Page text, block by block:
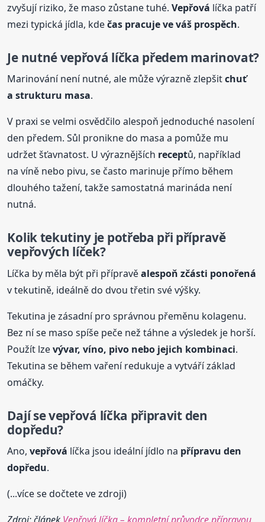
zvyšují riziko, že maso zůstane tuhé.Vepřová líčka patří
mezi typická jídla, kdečas pracuje ve váš prospěch.
Je nutnévepřová líčka předem marinovat?
Marinování není nutné, ale může výrazně zlepšitchuť
a strukturu masa.
V praxi se velmi osvědčilo alespoň jednoduché nasolení
den předem. Sůl pronikne do masa a pomůže mu
udržet šťavnatost. U výraznějších receptů, například
na víně nebo pivu, se často marinuje přímo během
dlouhého tažení, takže samostatná marináda není
nutná.
Kolik tekutiny je potřeba při přípravě
vepřových líček?
Líčka by měla být při přípravěalespoň zčásti ponořená
v tekutině, ideálně do dvou třetin své výšky.
Tekutina je zásadní pro správnou přeměnu kolagenu.
Bez ní se maso spíše peče než táhne a výsledek je horší.
Použít lzevývar, víno, pivo nebo jejich kombinaci.
Tekutina se během vaření redukuje a vytváří základ
omáčky.
Dají sevepřová líčka připravit den
dopředu?
Ano,vepřová líčka jsou ideální jídlo na přípravu den
dopředu.
(...více se dočtete ve zdroji)